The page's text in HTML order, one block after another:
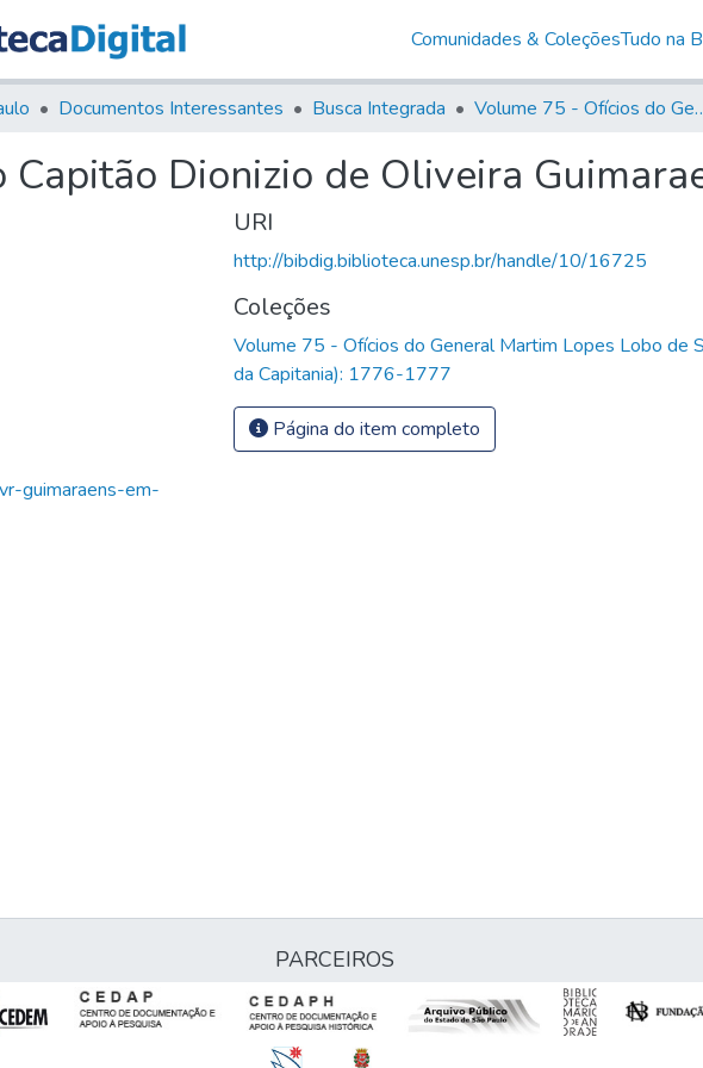
Comunidades & ColeçõesTudo na
Documentos Interessantes Busca Integrada Volume 75 - Ofícios do General Martim
Capitão Dionizio de Oliveira
guimaraens-em-
URI
http://bibdig.biblioteca.unesp.br/handle/10/16725
Coleções
Volume 75 - Ofícios do General Martim Lopes Lobo de
da Capitania): 1776-1777
Página do item completo
PARCEIROS